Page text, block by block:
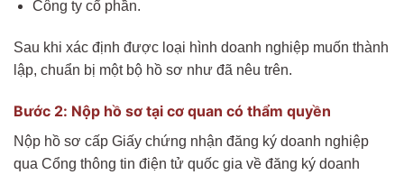
Công ty cổ phần.
Sau khi xác định được loại hình doanh nghiệp muốn thành
lập, chuẩn bị một bộ hồ sơ như đã nêu trên.
Bước 2: Nộp hồ sơ tại cơ quan có thẩm quyền
Nộp hồ sơ cấp Giấy chứng nhận đăng ký doanh nghiệp
qua Cổng thông tin điện tử quốc gia về đăng ký doanh